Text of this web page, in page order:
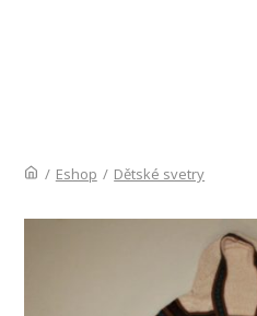
/ Eshop / Dětské svetry